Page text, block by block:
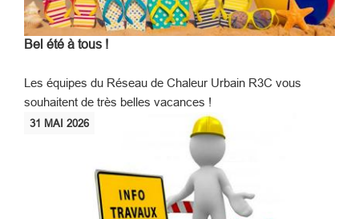
Bel été à tous !
Les équipes du Réseau de Chaleur Urbain R3C vous
souhaitent de très belles vacances !
31 MAI 2026